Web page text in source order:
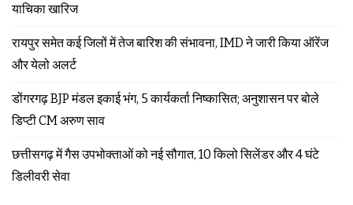
याचिका खारिज
रायपुर समेत कई जिलों में तेज बारिश की संभावना, IMD ने जारी किया ऑरेंज
और येलो अलर्ट
डोंगरगढ़ BJP मंडल इकाई भंग, 5 कार्यकर्ता निष्कासित; अनुशासन पर बोले
डिप्टी CM अरुण साव
छत्तीसगढ़ में गैस उपभोक्ताओं को नई सौगात, 10 किलो सिलेंडर और 4 घंटे
डिलीवरी सेवा